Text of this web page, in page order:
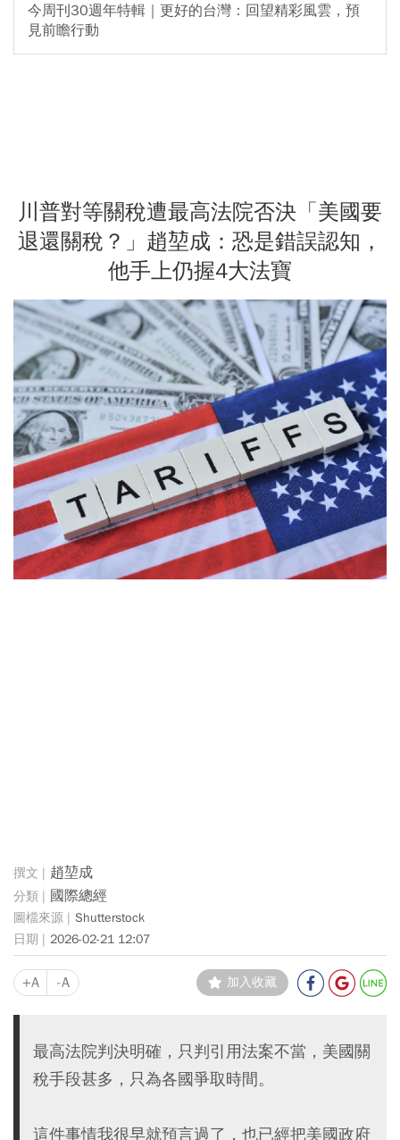
今周刊30週年特輯｜更好的台灣：回望精彩風雲，預
見前瞻行動
川普對等關稅遭最高法院否決「美國要
退還關稅？」趙堃成：恐是錯誤認知，
他手上仍握4大法寶
趙堃成
國際總經
Shutterstock
2026-02-21 12:07
+A -A 加入收藏
最高法院判決明確，只判引用法案不當，美國關
稅手段甚多，只為各國爭取時間。
這件事情我很早就預言過了，也已經把美國政府